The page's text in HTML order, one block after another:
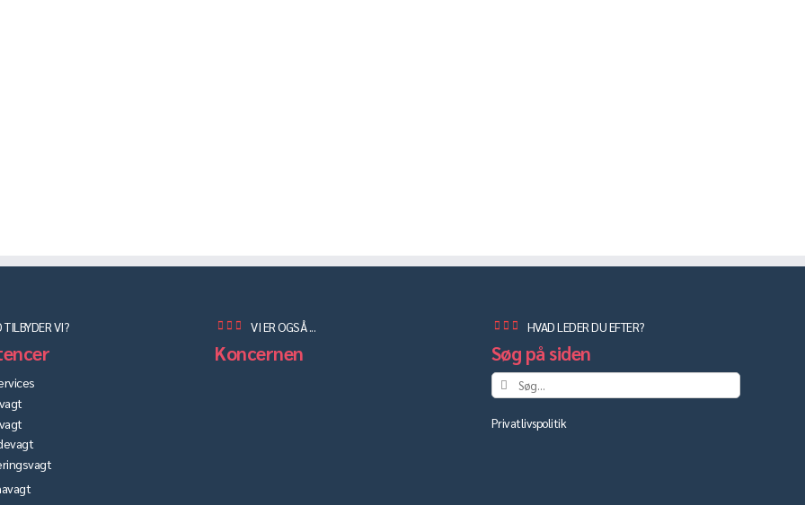
TILBYDER VI? VI ER OGSÅ ...
Koncernen
HVAD LEDER DU EFTER?
Søg på siden
Søg
efter:
Privatlivspolitik